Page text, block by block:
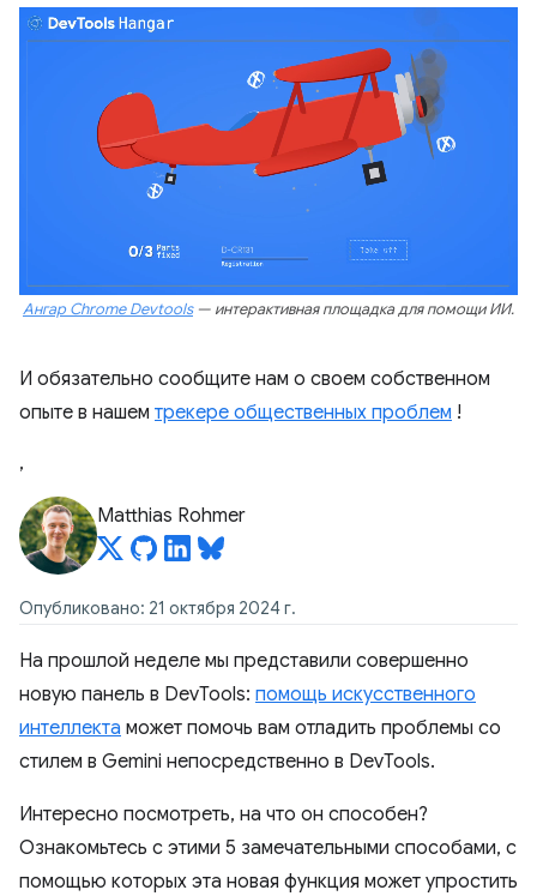
Ангар Chrome Devtools— интерактивная площадка для помощи ИИ.
И обязательно сообщите нам о своем собственном
опыте в нашем трекере общественных проблем !
,
Matthias Rohmer
Опубликовано: 21 октября 2024 г.
На прошлой неделе мы представили совершенно
новую панель в DevTools: помощь искусственного
интеллекта может помочь вам отладить проблемы со
стилем в Gemini непосредственно в DevTools.
Интересно посмотреть, на что он способен?
Ознакомьтесь с этими 5 замечательными способами, с
помощью которых эта новая функция может упростить